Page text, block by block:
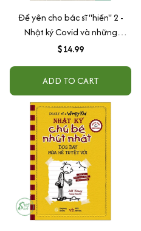
Để yên cho bác sĩ "hiền" 2 -
Nhật ký Covid và những
chuyện chưa kể
$14.99
ADD TO CART